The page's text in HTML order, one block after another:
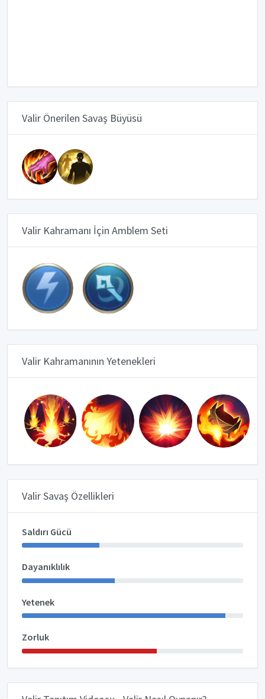
Valir Önerilen Savaş Büyüsü
Valir Kahramanı İçin Amblem Seti
Valir Kahramanının Yetenekleri
Valir Savaş Özellikleri
Saldırı Gücü
Dayanıklılık
Yetenek
Zorluk